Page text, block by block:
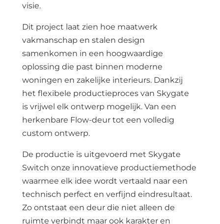
visie.
Dit project laat zien hoe maatwerk
vakmanschap en stalen design
samenkomen in een hoogwaardige
oplossing die past binnen moderne
woningen en zakelijke interieurs. Dankzij
het flexibele productieproces van Skygate
is vrijwel elk ontwerp mogelijk. Van een
herkenbare Flow-deur tot een volledig
custom ontwerp.
De productie is uitgevoerd met Skygate
Switch onze innovatieve productiemethode
waarmee elk idee wordt vertaald naar een
technisch perfect en verfijnd eindresultaat.
Zo ontstaat een deur die niet alleen de
ruimte verbindt maar ook karakter en